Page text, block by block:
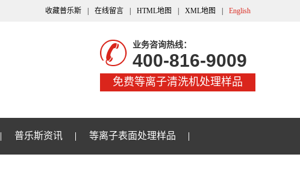
收藏普乐斯 在线留言 HTML地图 XML地图 English
业务咨询热线：
400-816-9009
免费等离子清洗机处理样品
普乐斯资讯 等离子表面处理样品